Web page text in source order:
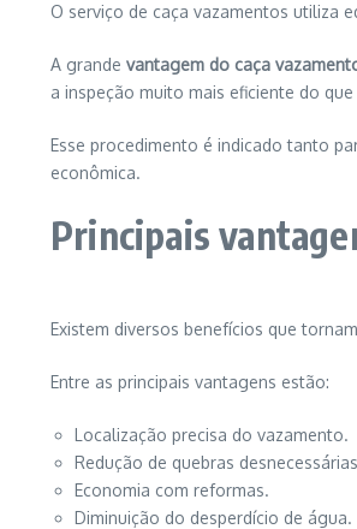
O serviço de caça vazamentos utiliza
A grande vantagem do caça
a inspeção muito mais eficiente do
Esse procedimento é indicado tanto
econômica.
Principais
Existem diversos benefícios que
Entre as principais vantagens estão:
Localização precisa do vazamento.
Redução de quebras
Economia com reformas.
Diminuição do desperdício de água.